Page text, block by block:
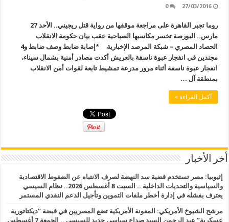
27/03/2016
0
روما تجبر القاهرة على مراجعة موقفها من رواية قتل ريجيني.. الأحد 27
مارس.. البورصة تخسر مكاسبها الصباحية عقب بيان حكومة الانقلاب
الحصاد المصري – شبكة المرصد الإخبارية *إصابة ضابط وصف ضابط و4
مجندين في انفجار عبوة ناسفة بالعريش أكدت مصادر أمنية بشمال سيناء،
انفجار عبوة ناسفة أثناء مرور مدرعة تمشيط تابعة لقوات أمن الانقلاب
بمنطقة آل …
أكمل القراءة »
أخر الأخبار
إثيوبيا: مصر تستخدم قضية سد النهضة لصرف الانتباه عن الضغوط الاقتصادية
والسياسية والتحديات الداخلية .. السبت 8 أغسطس 2026.. نظام السيسي
يعترف بفشله في إدارة أخطر ملفات التموين وتأجيل الدعم النقدي المستمر
مرشح الشيوخ الأمريكي: المعونة الأمريكية تضع المصريين في قبضة “ديكتاتورية
عسكرية” عبد الرحمن السيد صداع سياسي جديد للسيسي .. الجمعة 7 أغسطس